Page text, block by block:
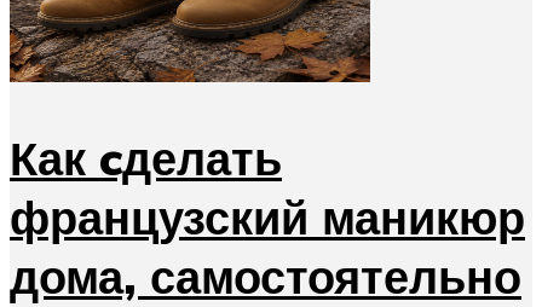
Как cделать
французский маникюр
дома, самостоятельно